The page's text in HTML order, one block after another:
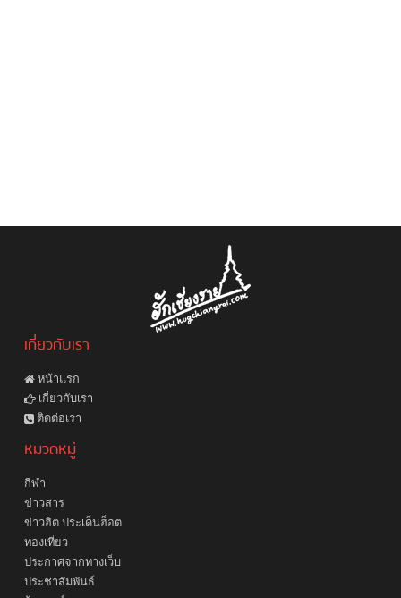
เกี่ยวกับเรา
หน้าแรก
เกี่ยวกับเรา
ติดต่อเรา
หมวดหมู่
กีฬา
ข่าวสาร
ข่าวฮิต ประเด็นฮ็อต
ท่องเที่ยว
ประกาศจากทางเว็บ
ประชาสัมพันธ์